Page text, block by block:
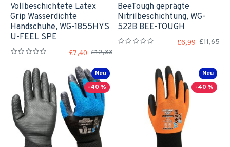
Vollbeschichtete Latex
Grip Wasserdichte
Handschuhe, WG-1855HYS
U-FEEL SPE
£7,40 £12,33
BeeTough geprägte
Nitrilbeschichtung, WG-
522B BEE-TOUGH
£6,99 £11,65
Neu
-40 %
Neu
-40 %